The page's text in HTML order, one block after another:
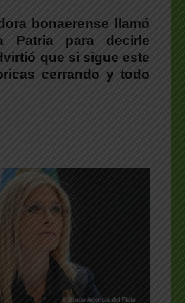
bonaerense llamó
Patria para decirle
que si sigue este
cerrando y todo